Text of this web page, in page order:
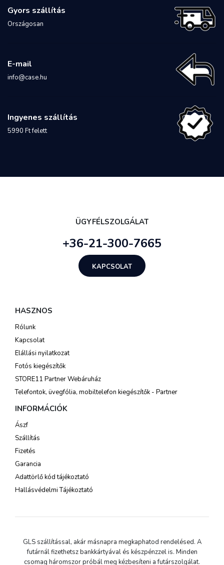
Gyors szállítás
Országosan
E-mail
info@case.hu
Ingyenes szállítás
5990 Ft felett
ÜGYFÉLSZOLGÁLAT
+36-21-300-7665
KAPCSOLAT
HASZNOS
Rólunk
Kapcsolat
Elállási nyilatkozat
Fotós kiegészítők
STORE11 Partner Webáruház
Telefontok, üvegfólia, mobiltelefon kiegészítők - Partner
INFORMÁCIÓK
Ászf
Szállítás
Fizetés
Garancia
Adattörlő kód tájékoztató
Hallásvédelmi Tájékoztató
GLS szállítással, akár másnapra megkaphatod rendelésed. A
futárnál fizethetsz bankkártyával és készpénzzel is. Minden
csomag háromszor próbál meg kézbesíteni a futárszolgálat.